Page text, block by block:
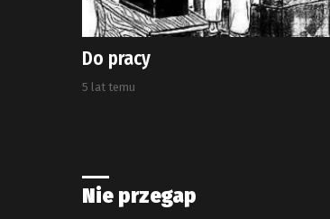
Do pracy
5 lat temu
Nie przegap